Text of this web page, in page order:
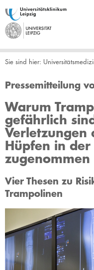
Sie sind hier:
Pressemitteilung
Warum
gefährlich
Verletzungen
Hüpfen in der
zugenommen
Vier Thesen zu
Trampolinen